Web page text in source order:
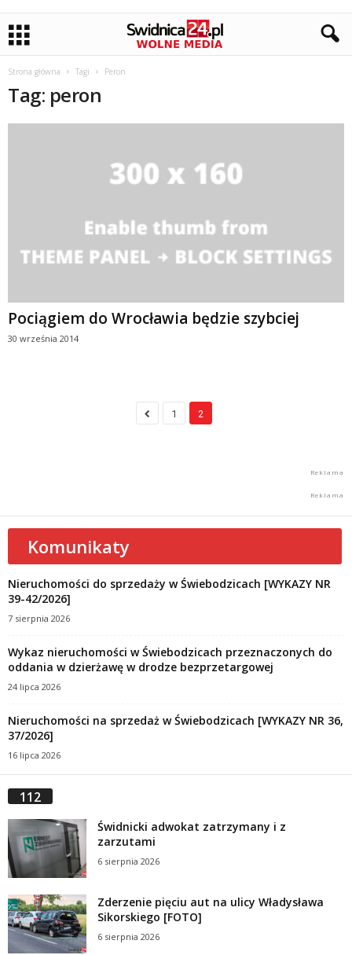
Strona główna Tagi Peron
Tag: peron
Pociągiem do Wrocławia będzie szybciej
30 września 2014
1 2
Komunikaty
Nieruchomości do sprzedaży w Świebodzicach [WYKAZY NR
39-42/2026]
7 sierpnia 2026
Wykaz nieruchomości w Świebodzicach przeznaczonych do
oddania w dzierżawę w drodze bezprzetargowej
24 lipca 2026
Nieruchomości na sprzedaż w Świebodzicach [WYKAZY NR 36,
37/2026]
16 lipca 2026
112
Świdnicki adwokat zatrzymany i z
zarzutami
6 sierpnia 2026
Zderzenie pięciu aut na ulicy Władysława
Sikorskiego [FOTO]
6 sierpnia 2026